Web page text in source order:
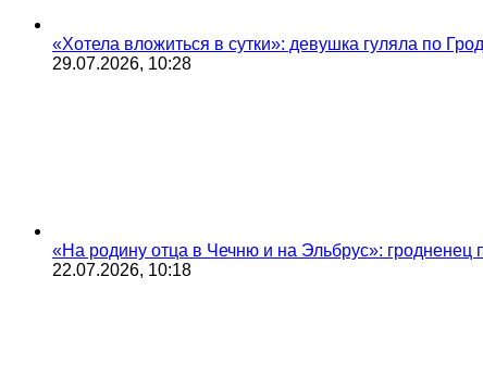
«Хотела вложиться в сутки»: девушка гуляла по
29.07.2026, 10:28
«На родину отца в Чечню и на Эльбрус»: гродненец
22.07.2026, 10:18